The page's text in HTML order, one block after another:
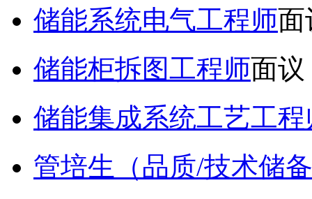
储能系统电气工程师面
储能柜拆图工程师面议
储能集成系统工艺工程
管培生（品质/技术储